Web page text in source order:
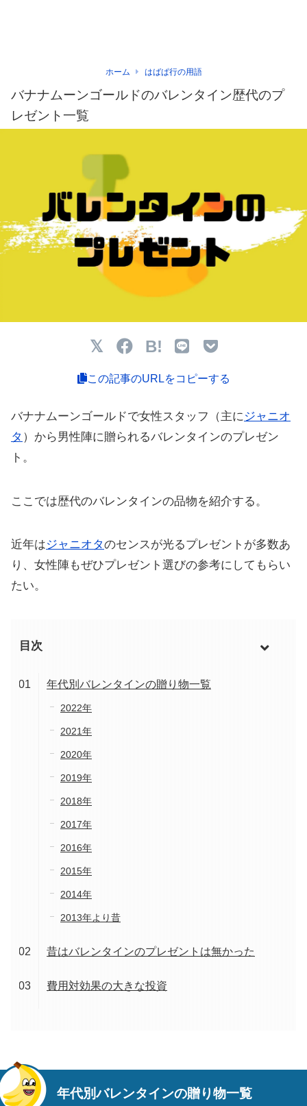
ホーム はばぱ行の用語
バナナムーンゴールドのバレンタイン歴代のプ
レゼント一覧
B!
この記事のURLをコピーする
バナナムーンゴールドで女性スタッフ（主にジャニオ
タ ）から男性陣に贈られるバレンタインのプレゼン
ト。
ここでは歴代のバレンタインの品物を紹介する。
近年はジャニオタのセンスが光るプレゼントが多数あ
り、女性陣もぜひプレゼント選びの参考にしてもらい
たい。
目次
年代別バレンタインの贈り物一覧
2022年
2021年
2020年
2019年
2018年
2017年
2016年
2015年
2014年
2013年より昔
昔はバレンタインのプレゼントは無かった
費用対効果の大きな投資
年代別バレンタインの贈り物一覧